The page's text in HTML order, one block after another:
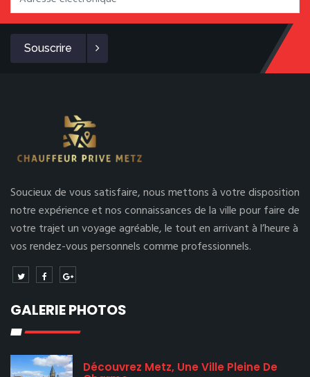
Souscrire
Soucieux de vous satisfaire, nous mettons à votre disposition
notre expérience et nos connaissances de la ville pour faire de
votre trajet un voyage agréable, le tout en arrivant à l’heure à
vos rendez-vous personnels comme professionnels.
GALERIE PHOTOS
Découvrez Metz, Une Ville Pleine De